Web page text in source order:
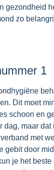
gezondheid
zo
1
Dit moet
schoon en
dag, maar
met
gebit door
je het